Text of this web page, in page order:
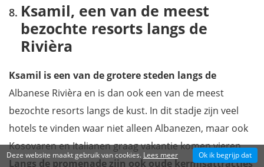
Ksamil, een van de meest
bezochte resorts langs de
Rivièra
Ksamil is een van de grotere steden langs de
Albanese Rivièra en is dan ook een van de meest
bezochte resorts langs de kust. In dit stadje zijn veel
hotels te vinden waar niet alleen Albanezen, maar ook
Kosovaren en Italianen graag vakantie komen vieren.
Langs de promenade zijn ook oude kermisattracties
Deze website maakt gebruik van cookies. Lees meer Ok ik begrijp dat